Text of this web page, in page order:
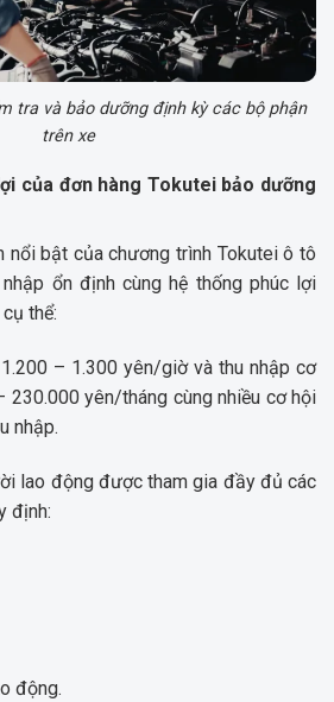
tra và bảo dưỡng định kỳ các bộ phận
trên xe
của đơn hàng Tokutei bảo dưỡng
nổi bật của chương trình Tokutei ô tô
ổn định cùng hệ thống phúc lợi
thể:
1.200 – 1.300 yên/giờ và thu nhập cơ
230.000 yên/tháng cùng nhiều cơ hội
nhập.
lao động được tham gia đầy đủ các
định:
động.